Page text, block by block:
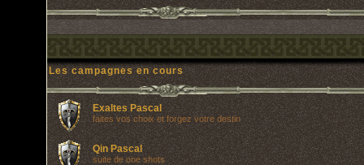
Les campagnes en cours
Exaltes Pascal
faites vos choix et forgez votre destin
Qin Pascal
suite de one shots